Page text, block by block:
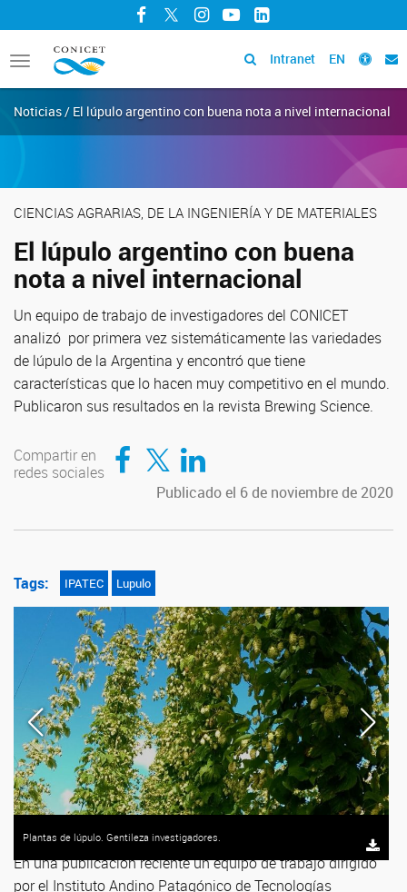
Facebook
TwitterInstagram
YouTubeLinkedIn
Toggle
navigation
Intranet EN
Noticias / El lúpulo argentino con buena nota a nivel internacional
CIENCIAS AGRARIAS, DE LA INGENIERÍA Y DE MATERIALES
El lúpulo argentino con buena
nota a nivel internacional
Un equipo de trabajo de investigadores del CONICET
analizó por primera vez sistemáticamente las variedades
de lúpulo de la Argentina y encontró que tiene
características que lo hacen muy competitivo en el mundo.
Publicaron sus resultados en la revista Brewing Science.
Compartir en
redes sociales
Compartir en Facebook
Compartir en TwitterCompartir en LinkedIn
Publicado el 6 de noviembre de 2020
Tags: IPATEC Lupulo
Plantas de lúpulo. Gentileza investigadores.
En una publicación reciente un equipo de trabajo dirigido
por el Instituto Andino Patagónico de Tecnologías